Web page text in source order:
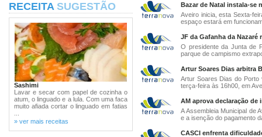
RECEITA SUGESTÃO
Sashimi
Lavar e secar com papel de cozinha o
atum, o linguado e a lula. Com uma faca
muito afiada cortar o linguado em fatias
» ver mais receitas
Bazar de Natal instala-se
Aveiro inicia, esta Sexta-
espaço estará em
JF da Gafanha da Nazaré
O presidente da Junta de
parque de campismo
Artur Soares Dias arbitra
Artur Soares Dias do Porto
terça-feira às 16h00, em
AM aprova declaração de
A Assembleia Municipal de
e a isenção do pagamento
CASCI enfrenta